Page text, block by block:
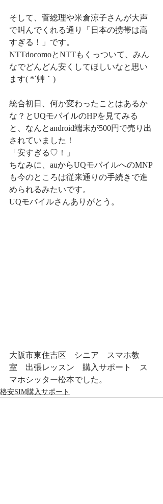
そして、菅総理や米倉涼子さんが大声
で叫んでくれる通り「日本の携帯は高
すぎる！」です。
NTTdocomoとNTTもくっついて、みん
なでどんどん安くしてほしいなと思い
ます( *´艸｀)
統合初日、何か変わったことはあるか
な？とUQモバイルのHPを見てみる
と、なんとandroid端末が500円で売り出
されていました！
「安すぎる♡！」
ちなみに、auからUQモバイルへのMNP
も今のところは従来通りの手続きで進
められるみたいです。
UQモバイルさんありがとう。
大阪市東住吉区　シニア　スマホ教
室　出張レッスン　購入サポート　ス
マホシッター松本でした。
格安SIM購入サポート